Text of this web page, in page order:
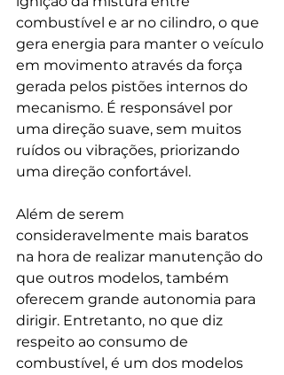
combustível e ar no cilindro, o que
gera energia para manter o veículo
em movimento através da força
gerada pelos pistões internos do
mecanismo. É responsável por
uma direção suave, sem muitos
ruídos ou vibrações, priorizando
uma direção confortável.
Além de serem
consideravelmente mais baratos
na hora de realizar manutenção do
que outros modelos, também
oferecem grande autonomia para
dirigir. Entretanto, no que diz
respeito ao consumo de
combustível, é um dos modelos